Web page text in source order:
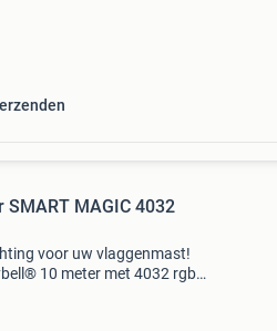
MAGIC 4032
voor uw vlaggenmast!
10 meter met 4032 rgb